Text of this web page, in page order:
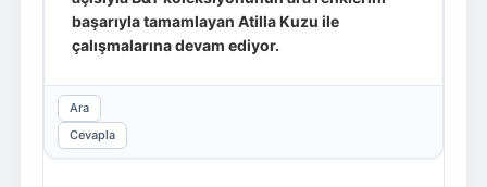
başarıyla tamamlayan Atilla Kuzu ile
çalışmalarına devam ediyor.
Ara
Cevapla